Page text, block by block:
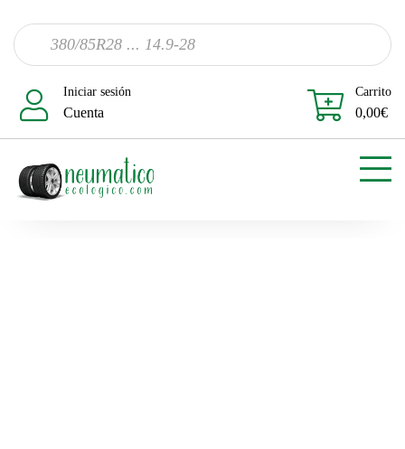
Iniciar sesión
Cuenta
Carrito
0,00€